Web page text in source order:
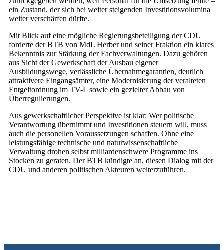
ein Zustand, der sich bei weiter steigenden Investitionsvolumina
weiter verschärfen dürfte.
Mit Blick auf eine mögliche Regierungsbeteiligung der CDU
forderte der BTB von MdL Herber und seiner Fraktion ein klares
Bekenntnis zur Stärkung der Fachverwaltungen. Dazu gehören
aus Sicht der Gewerkschaft der Ausbau eigener
Ausbildungswege, verlässliche Übernahmegarantien, deutlich
attraktivere Eingangsämter, eine Modernisierung der veralteten
Entgeltordnung im TV-L sowie ein gezielter Abbau von
Überregulierungen.
Aus gewerkschaftlicher Perspektive ist klar: Wer politische
Verantwortung übernimmt und Investitionen steuern will, muss
auch die personellen Voraussetzungen schaffen. Ohne eine
leistungsfähige technische und naturwissenschaftliche
Verwaltung drohen selbst milliardenschwere Programme ins
Stocken zu geraten. Der BTB kündigte an, diesen Dialog mit der
CDU und anderen politischen Akteuren weiterzuführen.